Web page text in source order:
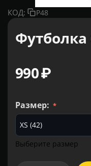
КОД: P48
‍990‍₽
Размер:
Выберите размер